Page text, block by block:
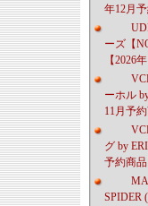
年12月予
ーズ【
【2026
ーホル
11月予約
グ by
予約商品
SPIDER